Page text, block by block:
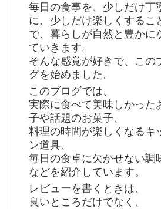
毎日の食事を、少しだけ丁
に、少しだけ楽しくするこ
で、暮らしが自然と豊かに
ていきます。
そんな感覚が好きで、この
グを始めました。
このブログでは、
実際に食べて美味しかった
子や話題のお菓子、
料理の時間が楽しくなるキ
ン道具、
毎日の食卓に欠かせない調
などを紹介しています。
レビューを書くときは、
良いところだけでなく、